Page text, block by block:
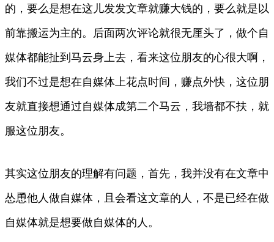
的，要么是想在这儿发发文章就赚大钱的，要么就是以
前靠搬运为主的。后面两次评论就很无厘头了，做个自
媒体都能扯到马云身上去，看来这位朋友的心很大啊，
我们不过是想在自媒体上花点时间，赚点外快，这位朋
友就直接想通过自媒体成第二个马云，我墙都不扶，就
服这位朋友。
其实这位朋友的理解有问题，首先，我并没有在文章中
怂恿他人做自媒体，且会看这文章的人，不是已经在做
自媒体就是想要做自媒体的人。